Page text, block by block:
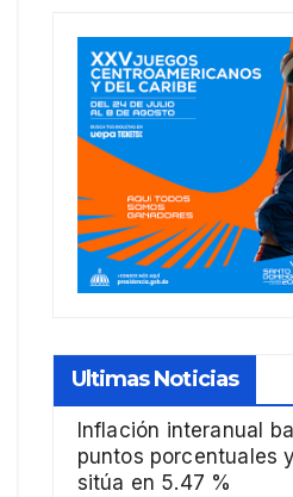
Ultimas Noticias
Inflación interanual
puntos porcentuales
sitúa en 5.47 %